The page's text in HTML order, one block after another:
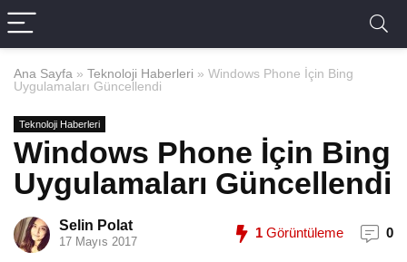
Ana Sayfa » Teknoloji Haberleri » Windows Phone İçin Bing
Uygulamaları Güncellendi
Teknoloji Haberleri
Windows Phone İçin Bing
Uygulamaları Güncellendi
Selin Polat
17 Mayıs 2017
1 Görüntüleme 0